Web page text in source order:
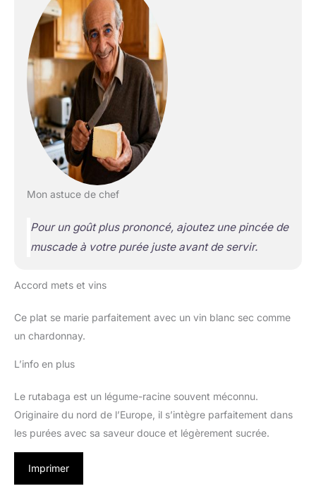
Mon astuce de chef
Pour un goût plus prononcé, ajoutez une pincée de
muscade à votre purée juste avant de servir.
Accord mets et vins
Ce plat se marie parfaitement avec un vin blanc sec comme
un chardonnay.
L’info en plus
Le rutabaga est un légume-racine souvent méconnu.
Originaire du nord de l’Europe, il s’intègre parfaitement dans
les purées avec sa saveur douce et légèrement sucrée.
Imprimer